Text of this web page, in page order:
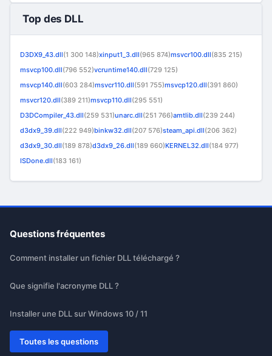
Top des DLL
D3DX9_43.dll(1 300 148)xinput1_3.dll(965 874)msvcr100.dll(835 215)
msvcp100.dll(796 552)vcruntime140.dll(729 125)
msvcp140.dll(603 284)msvcr110.dll(591 755)msvcp120.dll(391 860)
msvcr120.dll(389 211)msvcp110.dll(295 551)
D3DCompiler_43.dll(259 531)unarc.dll(251 766)amtlib.dll(239 244)
d3dx9_39.dll(222 949)binkw32.dll(207 576)steam_api.dll(206 362)
d3dx9_30.dll(189 878)d3dx9_26.dll(189 660)KERNEL32.dll(184 977)
ISDone.dll(183 161)
Questions fréquentes
Comment installer un fichier DLL téléchargé ?
Que signifie l'acronyme DLL ?
Installer une DLL sur Windows 10 / 11
Toutes les questions